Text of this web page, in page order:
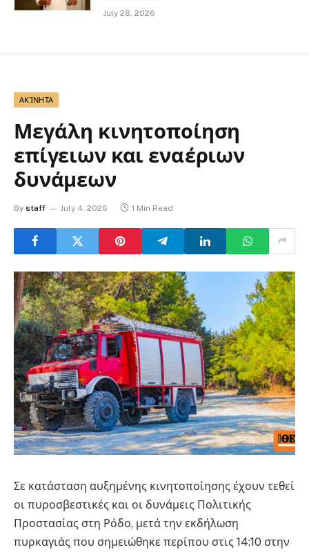
July 28, 2026
ΑΚΊΝΗΤΑ
Μεγάλη κινητοποίηση
επίγειων και εναέριων
δυνάμεων
By staff July 4, 2026 1 Min Read
Σε κατάσταση αυξημένης κινητοποίησης έχουν τεθεί
οι πυροσβεστικές και οι δυνάμεις Πολιτικής
Προστασίας στη Ρόδο, μετά την εκδήλωση
πυρκαγιάς που σημειώθηκε περίπου στις 14:10 στην